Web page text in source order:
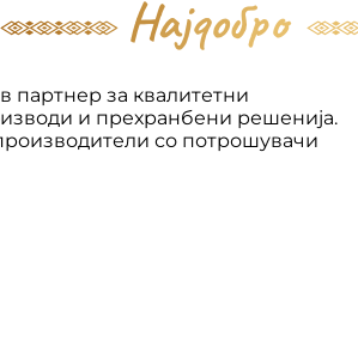
партнер за квалитетни
и прехранбени решенија.
со потрошувачи